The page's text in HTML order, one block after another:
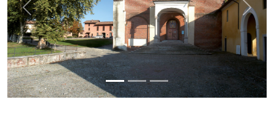
Previous Next